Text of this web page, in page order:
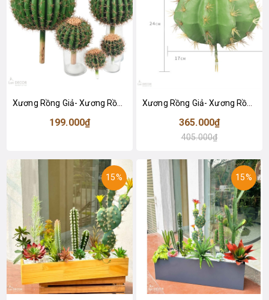
Xương Rồng Giả- Xương Rồng Kim Hổ Giả Màu Sắc Ấn Tượng, Decor Nổi Bật - HC1426
199.000₫
Xương Rồng Giả- Xương Rồng Kim Hổ Giả Decor Bồn Tiểu Cảnh (D=17cm, 22cm)- HC1335
365.000₫
405.000₫
15% 15%